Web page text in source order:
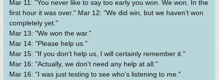
Mar 11: "You never like to say too early you won. We won. In the
first hour it was over." Mar 12: "We did win, but we haven't won
completely yet."
Mar 13: "We won the war."
Mar 14: "Please help us."
Mar 15: "If you don't help us, I will certainly remember it."
Mar 16: "Actually, we don't need any help at all."
Mar 16: "I was just testing to see who's listening to me."